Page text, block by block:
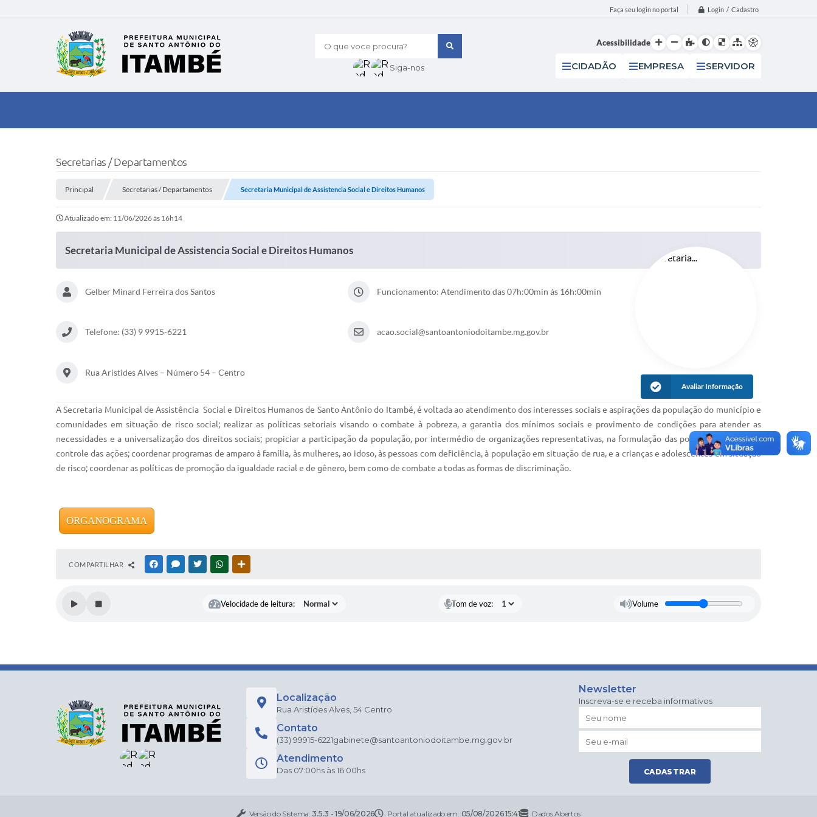
Faça seu login no portal Login / Cadastro
O que voce procura?
Siga-nos
Acessibilidade
CIDADÃO EMPRESA SERVIDOR
Secretarias / Departamentos
Principal Secretarias / Departamentos Secretaria Municipal de Assistencia Social e Direitos Humanos
Atualizado em: 11/06/2026 às 16h14
Secretaria Municipal de Assistencia Social e Direitos Humanos
Gelber Minard Ferreira dos Santos Funcionamento: Atendimento das 07h:00min ás 16h:00min
Telefone: (33) 9 9915-6221 acao.social@santoantoniodoitambe.mg.gov.br
Rua Aristides Alves – Número 54 – Centro
Avaliar Informação
A Secretaria Municipal de Assistência Social e Direitos Humanos de Santo Antônio do Itambé, é voltada ao atendimento dos interesses sociais e aspirações da população do município e
comunidades em situação de risco social; realizar as políticas setoriais visando o combate à pobreza, a garantia dos mínimos sociais e provimento de condições para atender as
necessidades e a universalização dos direitos sociais; propiciar a participação da população, por intermédio de organizações representativas, na formulação das políticas sociais e no
controle das ações; coordenar programas de amparo à família, às mulheres, ao idoso, às pessoas com deficiência, à população em situação de rua, e a crianças e adolescentes em situação
de risco; coordenar as políticas de promoção da igualdade racial e de gênero, bem como de combate a todas as formas de discriminação.
ORGANOGRAMA
COMPARTILHAR FACEBOOKMESSENGER
TWITTERWHATSAPP
Velocidade de leitura: Tom de voz: Volume
Localização
Rua Aristídes Alves, 54 Centro
Contato
(33) 99915-6221gabinete@santoantoniodoitambe.mg.gov.br
Atendimento
Das 07:00hs às 16:00hs
Newsletter
Inscreva-se e receba informativos
CADASTRAR
Versão do Sistema: 3.5.3 - 19/06/2026 Portal atualizado em: 05/08/2026 15:41 Dados Abertos